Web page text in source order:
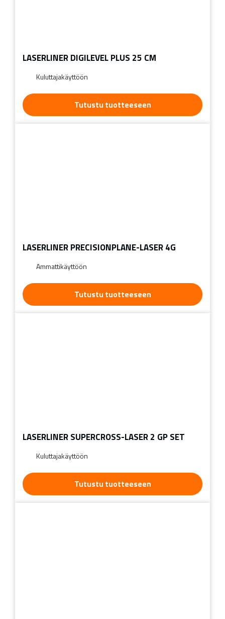
LASERLINER DIGILEVEL PLUS 25 CM
Kuluttajakäyttöön
Tutustu tuotteeseen
LASERLINER PRECISIONPLANE-LASER 4G
Ammattikäyttöön
Tutustu tuotteeseen
LASERLINER SUPERCROSS-LASER 2 GP SET
Kuluttajakäyttöön
Tutustu tuotteeseen